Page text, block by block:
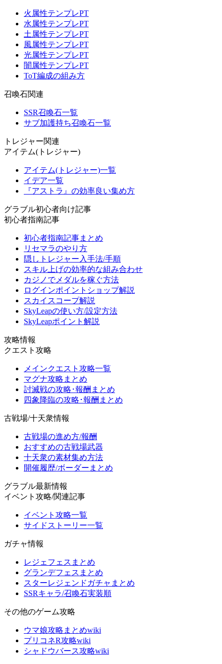
火属性テンプレPT
水属性テンプレPT
土属性テンプレPT
風属性テンプレPT
光属性テンプレPT
闇属性テンプレPT
ToT編成の組み方
召喚石関連
SSR召喚石一覧
サブ加護持ち召喚石一覧
トレジャー関連
アイテム(トレジャー)
アイテム(トレジャー)一覧
イデア一覧
『アストラ』の効率良い集め方
グラブル初心者向け記事
初心者指南記事
初心者指南記事まとめ
リセマラのやり方
隠しトレジャー入手法/手順
スキル上げの効率的な組み合わせ
カジノでメダルを稼ぐ方法
ログインポイントショップ解説
スカイスコープ解説
SkyLeapの使い方/設定方法
SkyLeapポイント解説
攻略情報
クエスト攻略
メインクエスト攻略一覧
マグナ攻略まとめ
討滅戦の攻略･報酬まとめ
四象降臨の攻略･報酬まとめ
古戦場/十天衆情報
古戦場の進め方/報酬
おすすめの古戦場武器
十天衆の素材集め方法
開催履歴/ボーダーまとめ
グラブル最新情報
イベント攻略/関連記事
イベント攻略一覧
サイドストーリー一覧
ガチャ情報
レジェフェスまとめ
グランデフェスまとめ
スターレジェンドガチャまとめ
SSRキャラ/召喚石実装順
その他のゲーム攻略
ウマ娘攻略まとめwiki
プリコネR攻略wiki
シャドウバース攻略wiki